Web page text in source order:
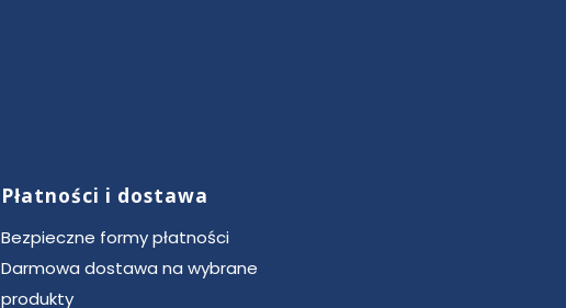
Płatności i dostawa
Bezpieczne formy płatności
Darmowa dostawa na wybrane
produkty